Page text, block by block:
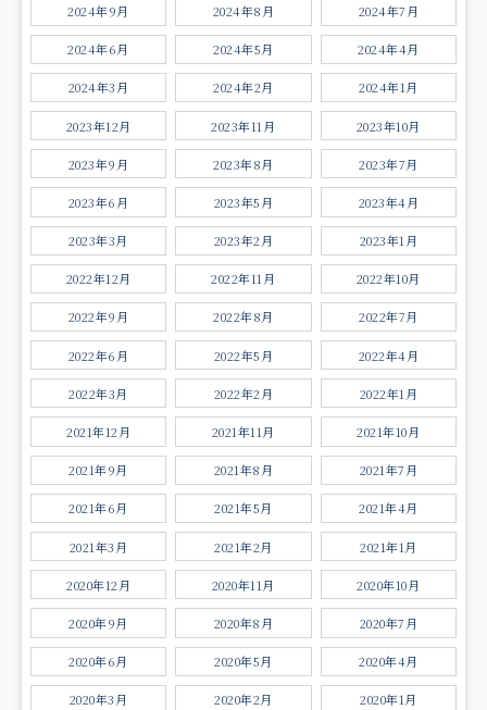
2024年9月 2024年8月 2024年7月
2024年6月 2024年5月 2024年4月
2024年3月 2024年2月 2024年1月
2023年12月 2023年11月 2023年10月
2023年9月 2023年8月 2023年7月
2023年6月 2023年5月 2023年4月
2023年3月 2023年2月 2023年1月
2022年12月 2022年11月 2022年10月
2022年9月 2022年8月 2022年7月
2022年6月 2022年5月 2022年4月
2022年3月 2022年2月 2022年1月
2021年12月 2021年11月 2021年10月
2021年9月 2021年8月 2021年7月
2021年6月 2021年5月 2021年4月
2021年3月 2021年2月 2021年1月
2020年12月 2020年11月 2020年10月
2020年9月 2020年8月 2020年7月
2020年6月 2020年5月 2020年4月
2020年3月 2020年2月 2020年1月